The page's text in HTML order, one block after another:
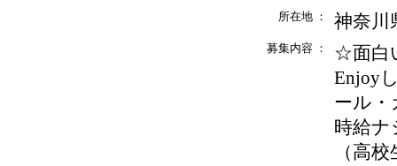
所在地 ： 神奈川
募集内容 ：
☆面白
Enjoy
ール・
時給ナ
（高